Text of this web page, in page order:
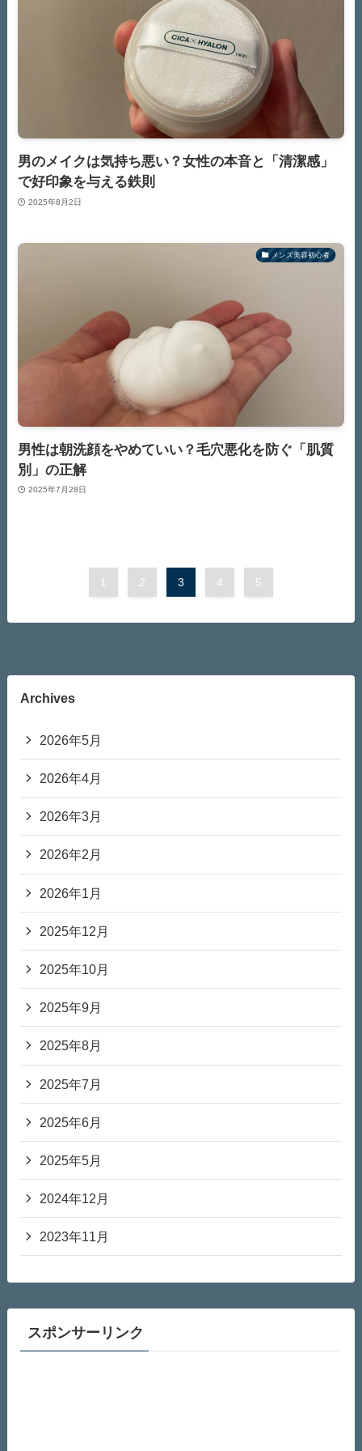
男のメイクは気持ち悪い？女性の本音と「清潔感」
で好印象を与える鉄則
2025年8月2日
メンズ美容初心者
男性は朝洗顔をやめていい？毛穴悪化を防ぐ「肌質
別」の正解
2025年7月28日
1 2 3 4 5
Archives
2026年5月
2026年4月
2026年3月
2026年2月
2026年1月
2025年12月
2025年10月
2025年9月
2025年8月
2025年7月
2025年6月
2025年5月
2024年12月
2023年11月
スポンサーリンク